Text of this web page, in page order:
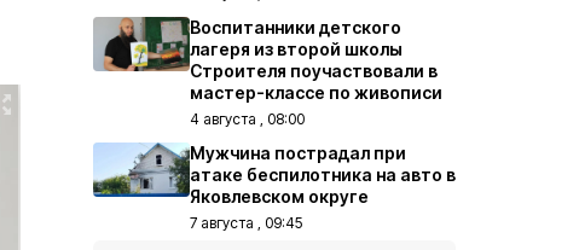
Воспитанники детского
лагеря из второй школы
Строителя поучаствовали в
мастер-классе по живописи
4 августа , 08:00
Мужчина пострадал при
атаке беспилотника на авто в
Яковлевском округе
7 августа , 09:45